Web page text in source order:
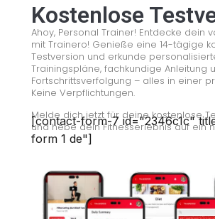
Kostenlose
Ahoy, Personal Trainer! Entdecke dein
mit Trainero! Genieße eine 14-tägige
Testversion und erkunde
Trainingspläne, fachkundige Anleitung
Fortschrittsverfolgung – alles in einer
Keine Verpflichtungen.
Melde dich jetzt für deine kostenlose
und hebe dein Fitnesserlebnis auf ein
[contact-form-7 id="2346c1c"
form 1 de"]